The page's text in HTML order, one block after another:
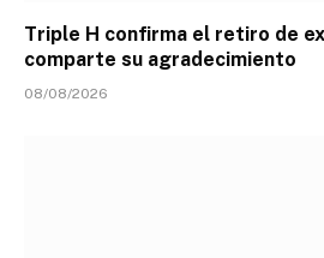
Triple H confirma el retiro de
comparte su agradecimiento
08/08/2026